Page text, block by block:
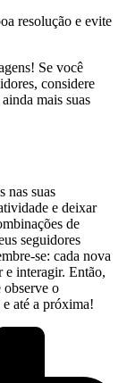
resolução e⁢ evite
Se você
considere
mais suas
nas suas
e deixar
de
seguidores
se:‌ cada nova
e interagir. Então,
observe o⁢
até‍ a próxima!